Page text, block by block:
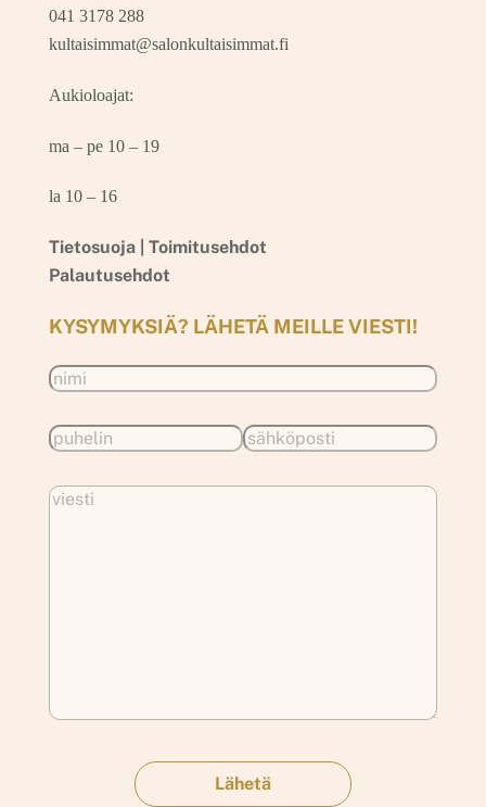
041 3178 288
kultaisimmat@salonkultaisimmat.fi
Aukioloajat:
ma – pe 10 – 19
la 10 – 16
Tietosuoja | Toimitusehdot
Palautusehdot
KYSYMYKSIÄ? LÄHETÄ MEILLE VIESTI!